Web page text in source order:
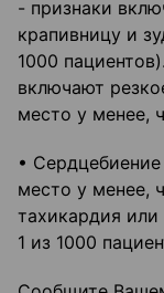
- признаки
крапивницу и
1000
включают
место у менее,
•
место у менее,
тахикардия
1 из 1000